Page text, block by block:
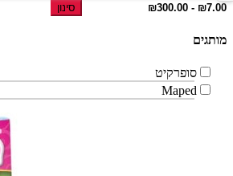
סינון
מותגים
סופרקיט
Maped